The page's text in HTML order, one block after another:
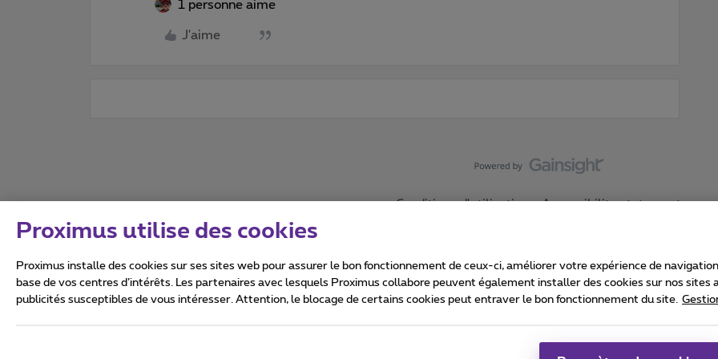
1 personne aime
J'aime
Conditions d'utilisation Accessibility statement
Tous droits réservés. ©2026Proximus
Proximus utilise des cookies
Proximus installe des cookies sur ses sites web pour assurer le bon fonctionnement de ceux-ci, améliorer votre expérience de
base de vos centres d’intérêts. Les partenaires avec lesquels Proximus collabore peuvent également installer des cookies sur nos sites
publicités susceptibles de vous intéresser. Attention, le blocage de certains cookies peut entraver le bon fonctionnement du site.